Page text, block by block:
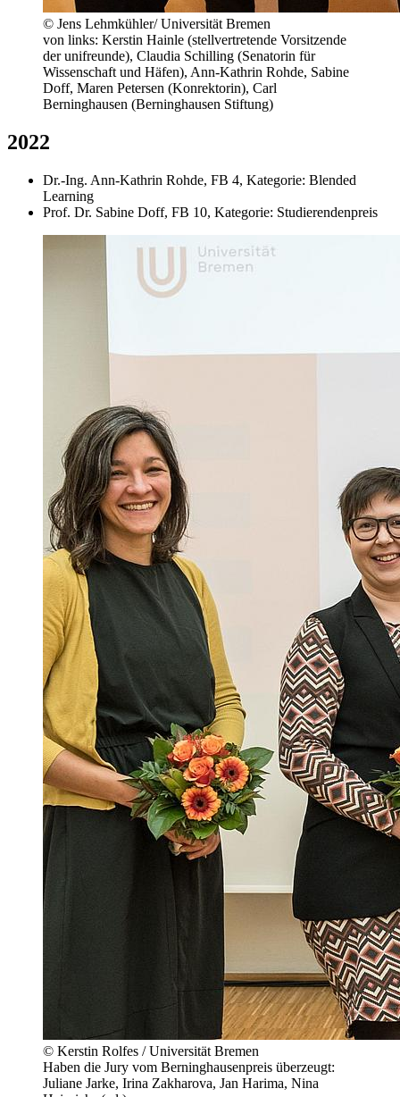
© Jens Lehmkühler/ Universität Bremen
von links: Kerstin Hainle (stellvertretende Vorsitzende
der unifreunde), Claudia Schilling (Senatorin für
Wissenschaft und Häfen), Ann-Kathrin Rohde, Sabine
Doff, Maren Petersen (Konrektorin), Carl
Berninghausen (Berninghausen Stiftung)
2022
Dr.-Ing. Ann-Kathrin Rohde, FB 4, Kategorie: Blended
Learning
Prof. Dr. Sabine Doff, FB 10, Kategorie: Studierendenpreis
© Kerstin Rolfes / Universität Bremen
Haben die Jury vom Berninghausenpreis überzeugt:
Juliane Jarke, Irina Zakharova, Jan Harima, Nina